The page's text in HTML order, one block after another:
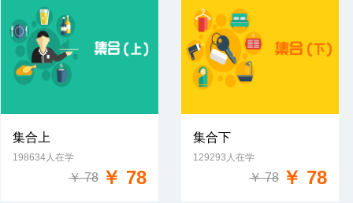
免费试学
集合上
198634人在学
￥ 78 ￥ 78
免费试学
集合下
129293人在学
￥ 78 ￥ 78